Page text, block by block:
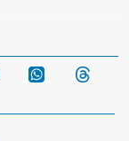
Telegram WhatsApp